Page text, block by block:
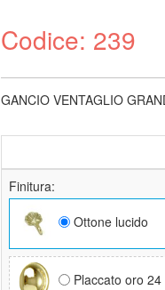
Codice: 239
GANCIO VENTAGLIO
Finitura:
Ottone lucido
Placcato oro 24